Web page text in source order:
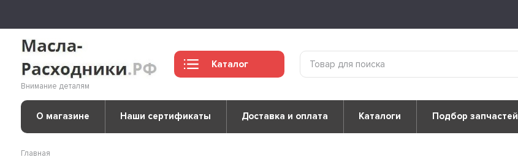
Внимание деталям
Каталог
О магазине Наши сертификаты Доставка и оплата Каталоги Подбор запчастей
Главная